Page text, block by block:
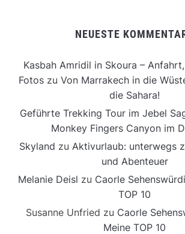
NEUESTE
Kasbah Amridil in Skoura –
Fotoszu Von Marrakech in die
die Sahara!
Geführte Trekking Tour im Jebel
Monkey Fingers Canyon im
Skyland zu Aktivurlaub: unterwegs
und Abenteuer
Melanie Deisl zu Caorle
TOP 10
Susanne Unfried zu Caorle
Meine TOP 10